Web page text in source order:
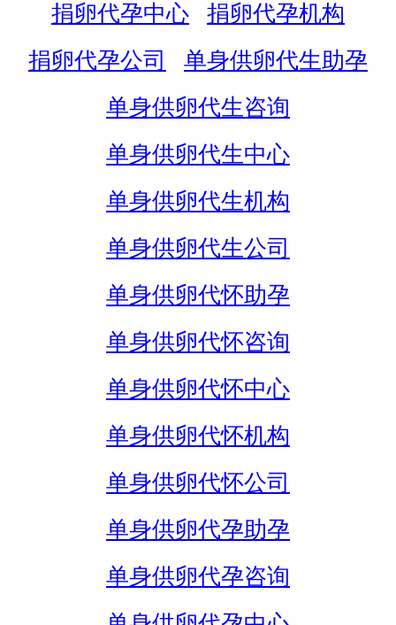
捐卵代孕中心
捐卵代孕机构
捐卵代孕公司
单身供卵代生助孕
单身供卵代生咨询
单身供卵代生中心
单身供卵代生机构
单身供卵代生公司
单身供卵代怀助孕
单身供卵代怀咨询
单身供卵代怀中心
单身供卵代怀机构
单身供卵代怀公司
单身供卵代孕助孕
单身供卵代孕咨询